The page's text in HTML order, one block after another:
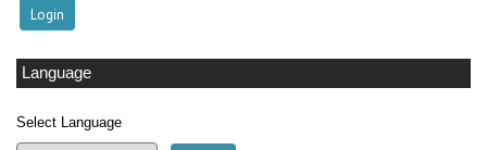
Language
Select Language